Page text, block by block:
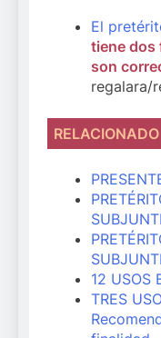
El
tiene dos
son
regalara/
RELACIONADO
12 USOS
TRES